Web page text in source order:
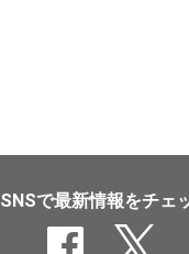
SNSで最新情報をチェ